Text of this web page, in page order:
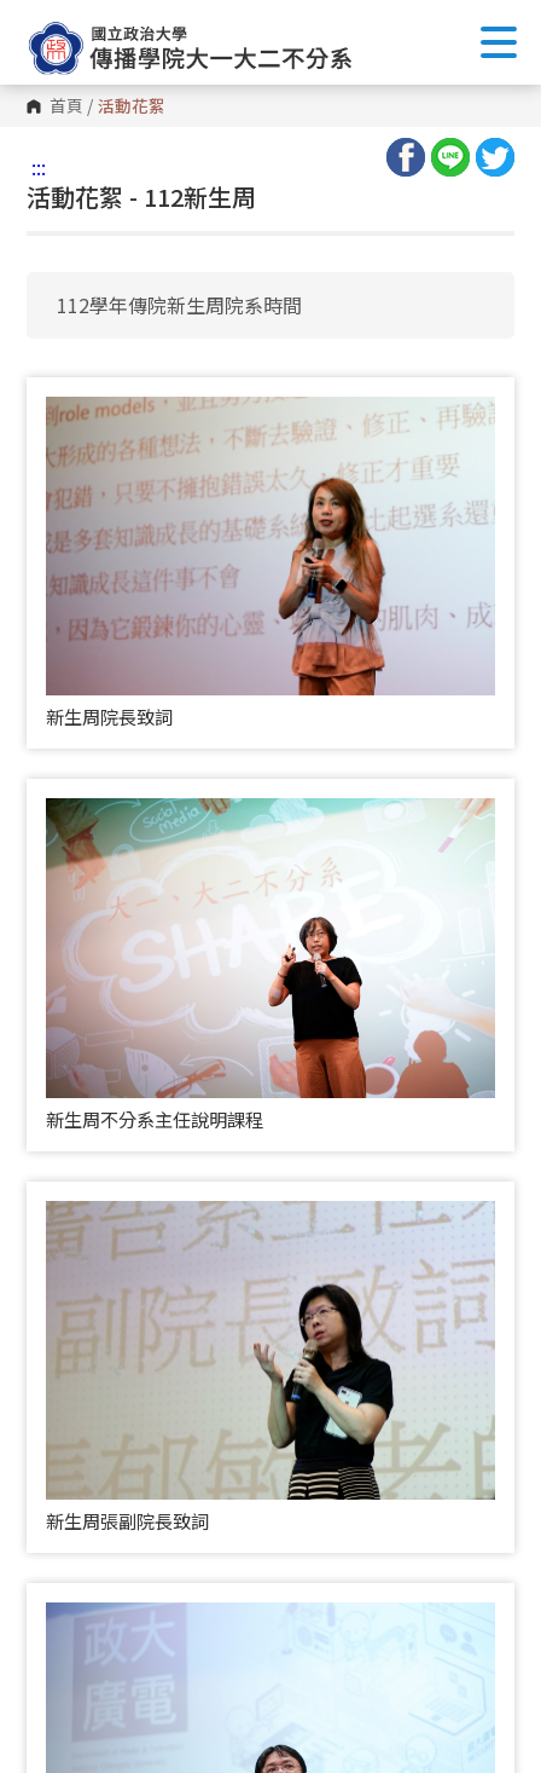
首頁 / 活動花絮
:::
活動花絮 - 112新生周
112學年傳院新生周院系時間
新生周院長致詞
新生周不分系主任說明課程
新生周張副院長致詞